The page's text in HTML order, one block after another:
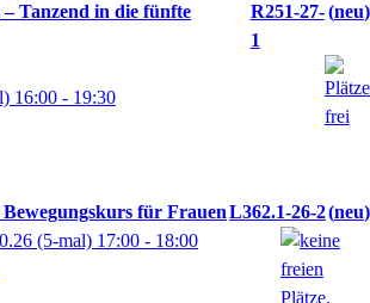
für FrauenL362.1-26-2 neu
(5-mal) 17:00 - 18:00
Tanzend in die fünfte
R251-27-
1
neu
16:00 - 19:30